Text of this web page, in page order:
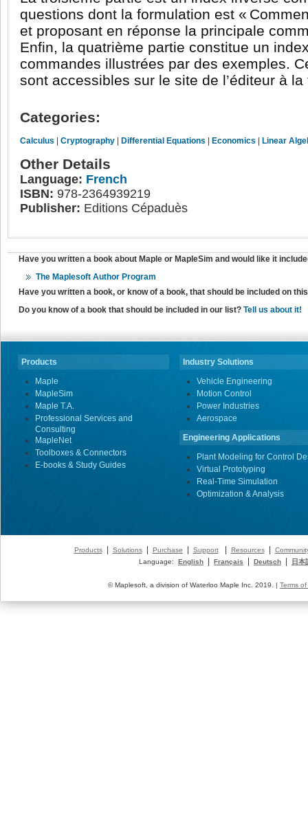
questions dont la formulation est «
et proposant en réponse la principale
Enfin, la quatrième partie constitue un
commandes illustrées par des exemples.
sont accessibles sur le site de l’éditeur à la
Categories:
Calculus Cryptography Differential Equations Economics Linear
Other Details
Language: French
ISBN: 978-2364939219
Publisher: Editions Cépaduès
Have you written a book about Maple or MapleSim and would like it
The Maplesoft Author Program
Have you written a book, or know of a book, that should be included on
Do you know of a book that should be included in our list? Tell us about it!
Products
Maple
MapleSim
Maple T.A.
Professional Services and
Consulting
MapleNet
Toolboxes & Connectors
E-books & Study Guides
Industry Solutions
Vehicle Engineering
Motion Control
Power Industries
Aerospace
Engineering Applications
Plant Modeling for Control
Virtual Prototyping
Real-Time Simulation
Optimization & Analysis
Products| Solutions| Purchase Support| Resources|
Language:
English Français Deutsch 日本
© Maplesoft, a division of Waterloo Maple Inc. 2019. | Terms